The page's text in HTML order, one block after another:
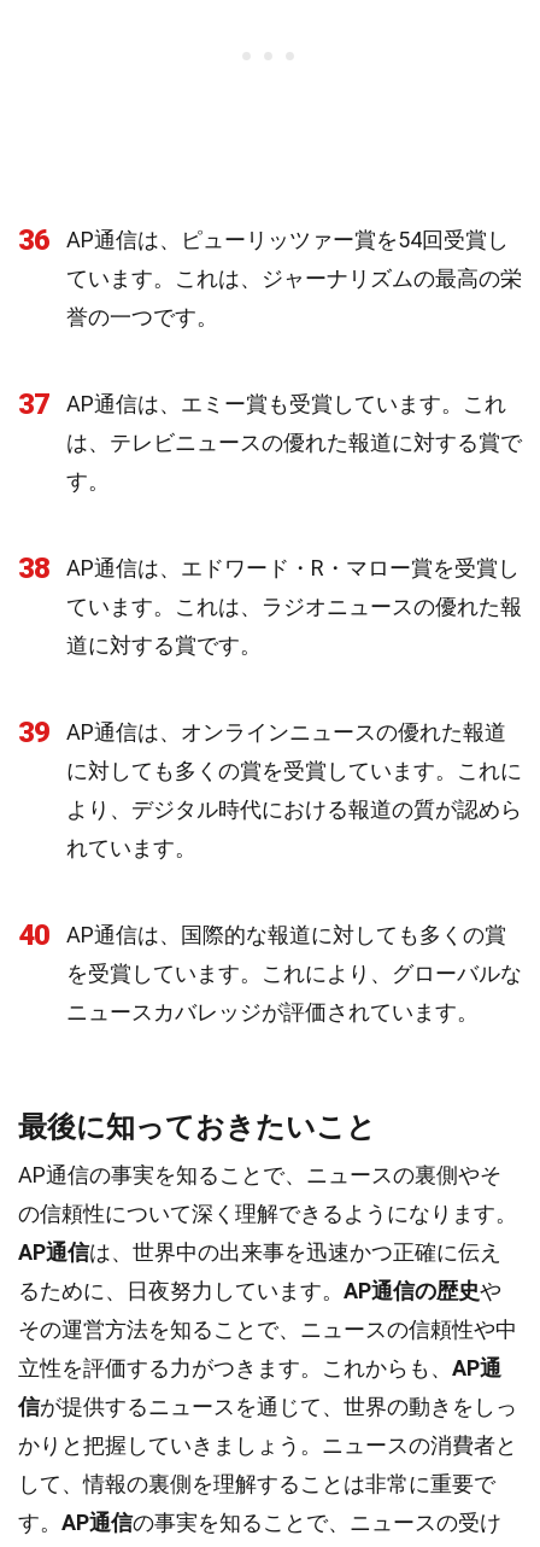
36
AP通信は、ピューリッツァー賞を54回受賞し
ています。これは、ジャーナリズムの最高の栄
誉の一つです。
37
AP通信は、エミー賞も受賞しています。これ
は、テレビニュースの優れた報道に対する賞で
す。
38
AP通信は、エドワード・R・マロー賞を受賞し
ています。これは、ラジオニュースの優れた報
道に対する賞です。
39
AP通信は、オンラインニュースの優れた報道
に対しても多くの賞を受賞しています。これに
より、デジタル時代における報道の質が認めら
れています。
40
AP通信は、国際的な報道に対しても多くの賞
を受賞しています。これにより、グローバルな
ニュースカバレッジが評価されています。
最後に知っておきたいこと
AP通信の事実を知ることで、ニュースの裏側やそ
の信頼性について深く理解できるようになります。
AP通信は、世界中の出来事を迅速かつ正確に伝え
るために、日夜努力しています。 AP通信の歴史や
その運営方法を知ることで、ニュースの信頼性や中
立性を評価する力がつきます。これからも、 AP通
信が提供するニュースを通じて、世界の動きをしっ
かりと把握していきましょう。ニュースの消費者と
して、情報の裏側を理解することは非常に重要で
す。 AP通信の事実を知ることで、ニュースの受け